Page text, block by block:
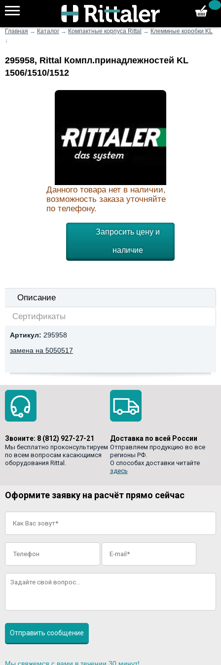
Главная → Каталог → Компактные корпуса Rittal → Клеммные коробки KL
↓
295958, Rittal Компл.принадлежностей KL
1506/1510/1512
Данного товара нет в наличии,
возможность заказа уточняйте
по телефону.
Запросить цену и
наличие
Описание
Сертификаты
Артикул: 295958
замена на 5050517
Звоните: 8 (812) 927-27-21
Мы бесплатно проконсультируем
по всем вопросам касающимся
оборудования Rittal.
Доставка по всей России
Отправляем продукцию во все
регионы РФ.
О способах доставки читайте
здесь
Оформите заявку на расчёт прямо сейчас